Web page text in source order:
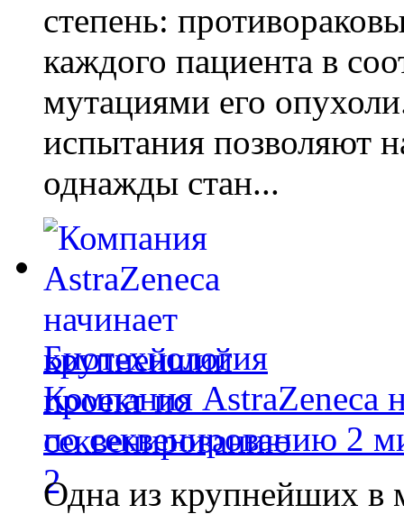
степень:
каждого пациента в
мутациями его
испытания позволяют
однажды стан...
Биотехнология
Компания AstraZeneca
по секвенированию 2
Одна из крупнейших в